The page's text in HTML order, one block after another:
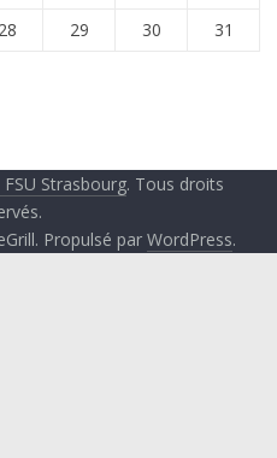
28 29 30 31
FSU Strasbourg. Tous droits
Propulsé par WordPress.